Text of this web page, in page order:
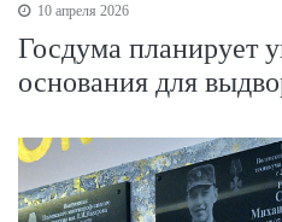
10 апреля 2026
Госдума планирует
основания для